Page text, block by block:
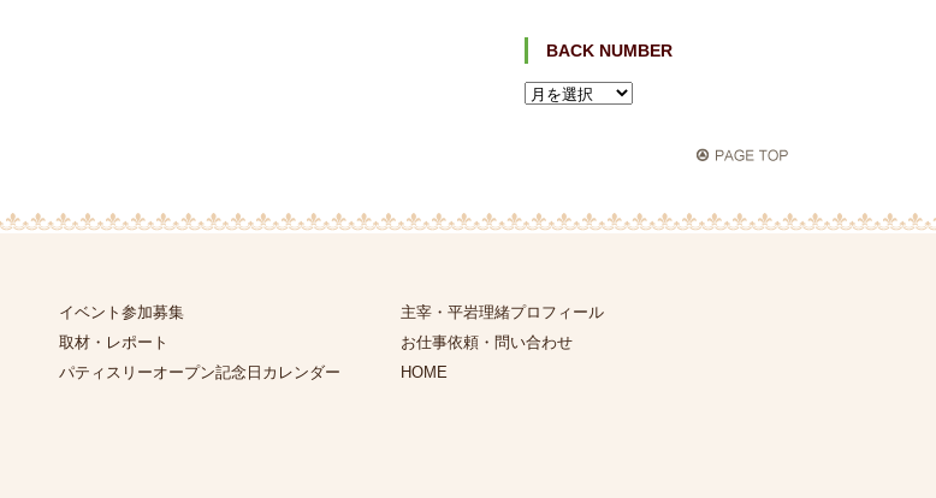
BACK NUMBER
イベント参加募集
取材・レポート
パティスリーオープン記念日カレンダー
主宰・平岩理緒プロフィール
お仕事依頼・問い合わせ
HOME